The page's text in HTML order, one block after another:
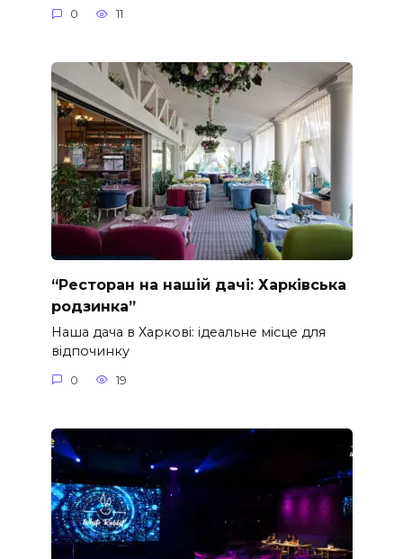
0 11
“Ресторан на нашій дачі: Харківська
родзинка”
Наша дача в Харкові: ідеальне місце для
відпочинку
0 19